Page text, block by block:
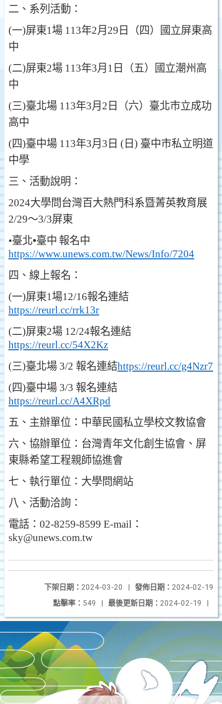
二 、 系列活動 ：
(一)屏東1場 113年2月 29 日 （ 四 ）
國立屏東高
中
(二)屏東2場 113年3月 1 日 （五）
國立潮州高
中
(三)臺北場 113年3月 2 日 （六） 臺北市立成功
高中
(四)臺中場 113年3月 3 日 ( 日 ) 臺中市私立明道
中學
三 、 活動說明 ：
2024大學問台灣百大熱門科系暨菁英教育展
2/29～3/3屏東
•臺北•臺中 報名中
https://www.unews.com.tw/News/Info/7204
四 、 線上報名 ：
(一)屏東1場12/16報名連結
https://reurl.cc/rrk13r
(二)屏東2場 12/24報名連結
https://reurl.cc/54X2Kz
(三)臺北場 3/2 報名連結https://reurl.cc/g4Nzr7
(四)臺中場 3/3 報名連結
https://reurl.cc/A4XRpd
五 、 主辦單位 ： 中華民國私立學校文教協會
六 、 協辦單位 ： 台灣青年文化創生協會 、 屏
東縣希望工程親師協進會
七 、 執行單位 ： 大學問網站
八 、 活動洽詢 ：
電話 ： 02-8259-8599 E-mail ：
sky@unews.com.tw
發佈日期： 2024-02-19
下架日期： 2024-03-20
|
最後更新日期： 2024-02-19 |
點擊率： 549 |